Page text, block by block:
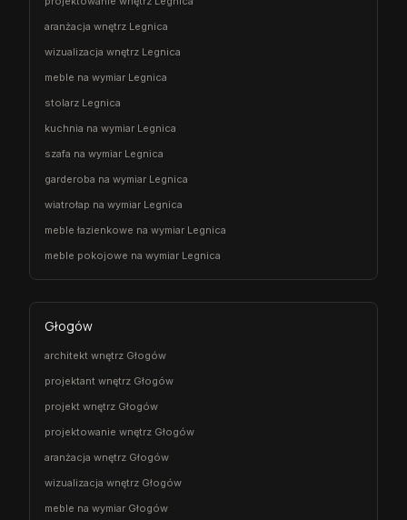
aranżacja wnętrz Legnica
wizualizacja wnętrz Legnica
meble na wymiar Legnica
stolarz Legnica
kuchnia na wymiar Legnica
szafa na wymiar Legnica
garderoba na wymiar Legnica
wiatrołap na wymiar Legnica
meble łazienkowe na wymiar Legnica
meble pokojowe na wymiar Legnica
Głogów
architekt wnętrz Głogów
projektant wnętrz Głogów
projekt wnętrz Głogów
projektowanie wnętrz Głogów
aranżacja wnętrz Głogów
wizualizacja wnętrz Głogów
meble na wymiar Głogów